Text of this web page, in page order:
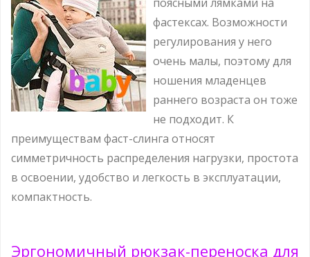
фастексах. Возможности
регулирования у него
очень малы, поэтому для
ношения младенцев
раннего возраста он тоже
не подходит. К
преимуществам фаст-слинга относят
симметричность распределения нагрузки, простота
в освоении, удобство и легкость в эксплуатации,
компактность.
Эргономичный рюкзак-переноска для